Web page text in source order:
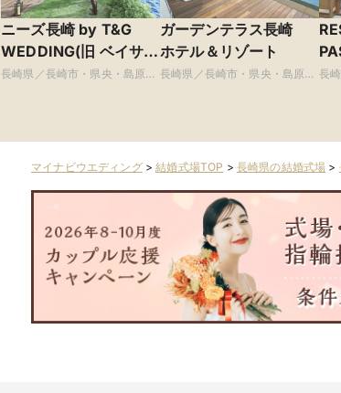
ニーズ長崎 by T&G
WEDDING(旧 ベイサイ
ド迎賓館 長崎)
長崎県／長崎市・県央・島原・
ガーデンテラス長崎
ホテル＆リゾート
長崎県／長崎市・県央・島原・ サ
長
マイナビウエディング>結婚式場TOP > 長崎県の結婚式場 >